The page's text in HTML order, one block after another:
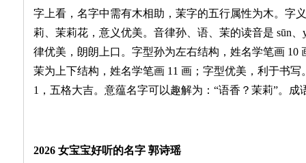
字上看，名字中需有木相助，茉字的五行属性为木。字
莉、茉莉花，意义优美。音律孙、语、茉的读音是 sūn
律优美，朗朗上口。字型孙为左右结构，姓名学笔画 10
茉为上下结构，姓名学笔画 11 画；字型优美，利于书
1，五格大吉。意蕴名字可以趣解为：“语香？茉莉”。
2026 女宝宝好听的名字 郭诗瑶